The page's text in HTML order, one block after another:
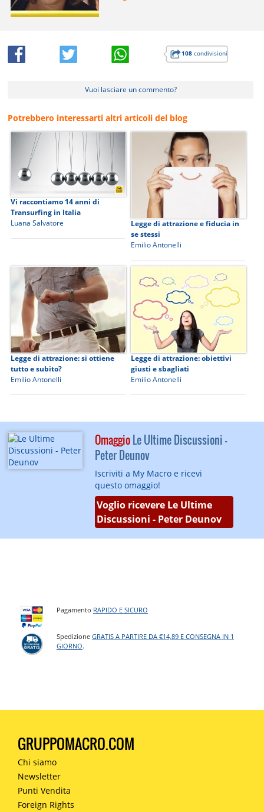
108condivisioni
Vuoi lasciare un commento?
Potrebbero interessarti altri articoli del blog
Vi raccontiamo 14 anni di
Transurfing in Italia
Luana Salvatore
Legge di attrazione e fiducia in
se stessi
Emilio Antonelli
Legge di attrazione: si ottiene
tutto e subito?
Emilio Antonelli
Legge di attrazione: obiettivi
giusti e sbagliati
Emilio Antonelli
OmaggioLe Ultime Discussioni -
Peter Deunov
Iscriviti a My Macro e ricevi
questo omaggio!
Voglio ricevere Le Ultime
Discussioni - Peter Deunov
Pagamento RAPIDO E SICURO
SpedizioneGRATIS A PARTIRE DA €14,89 E CONSEGNA IN 1
GIORNO.
GRUPPOMACRO.COM
Chi siamo
Newsletter
Punti Vendita
Foreign Rights